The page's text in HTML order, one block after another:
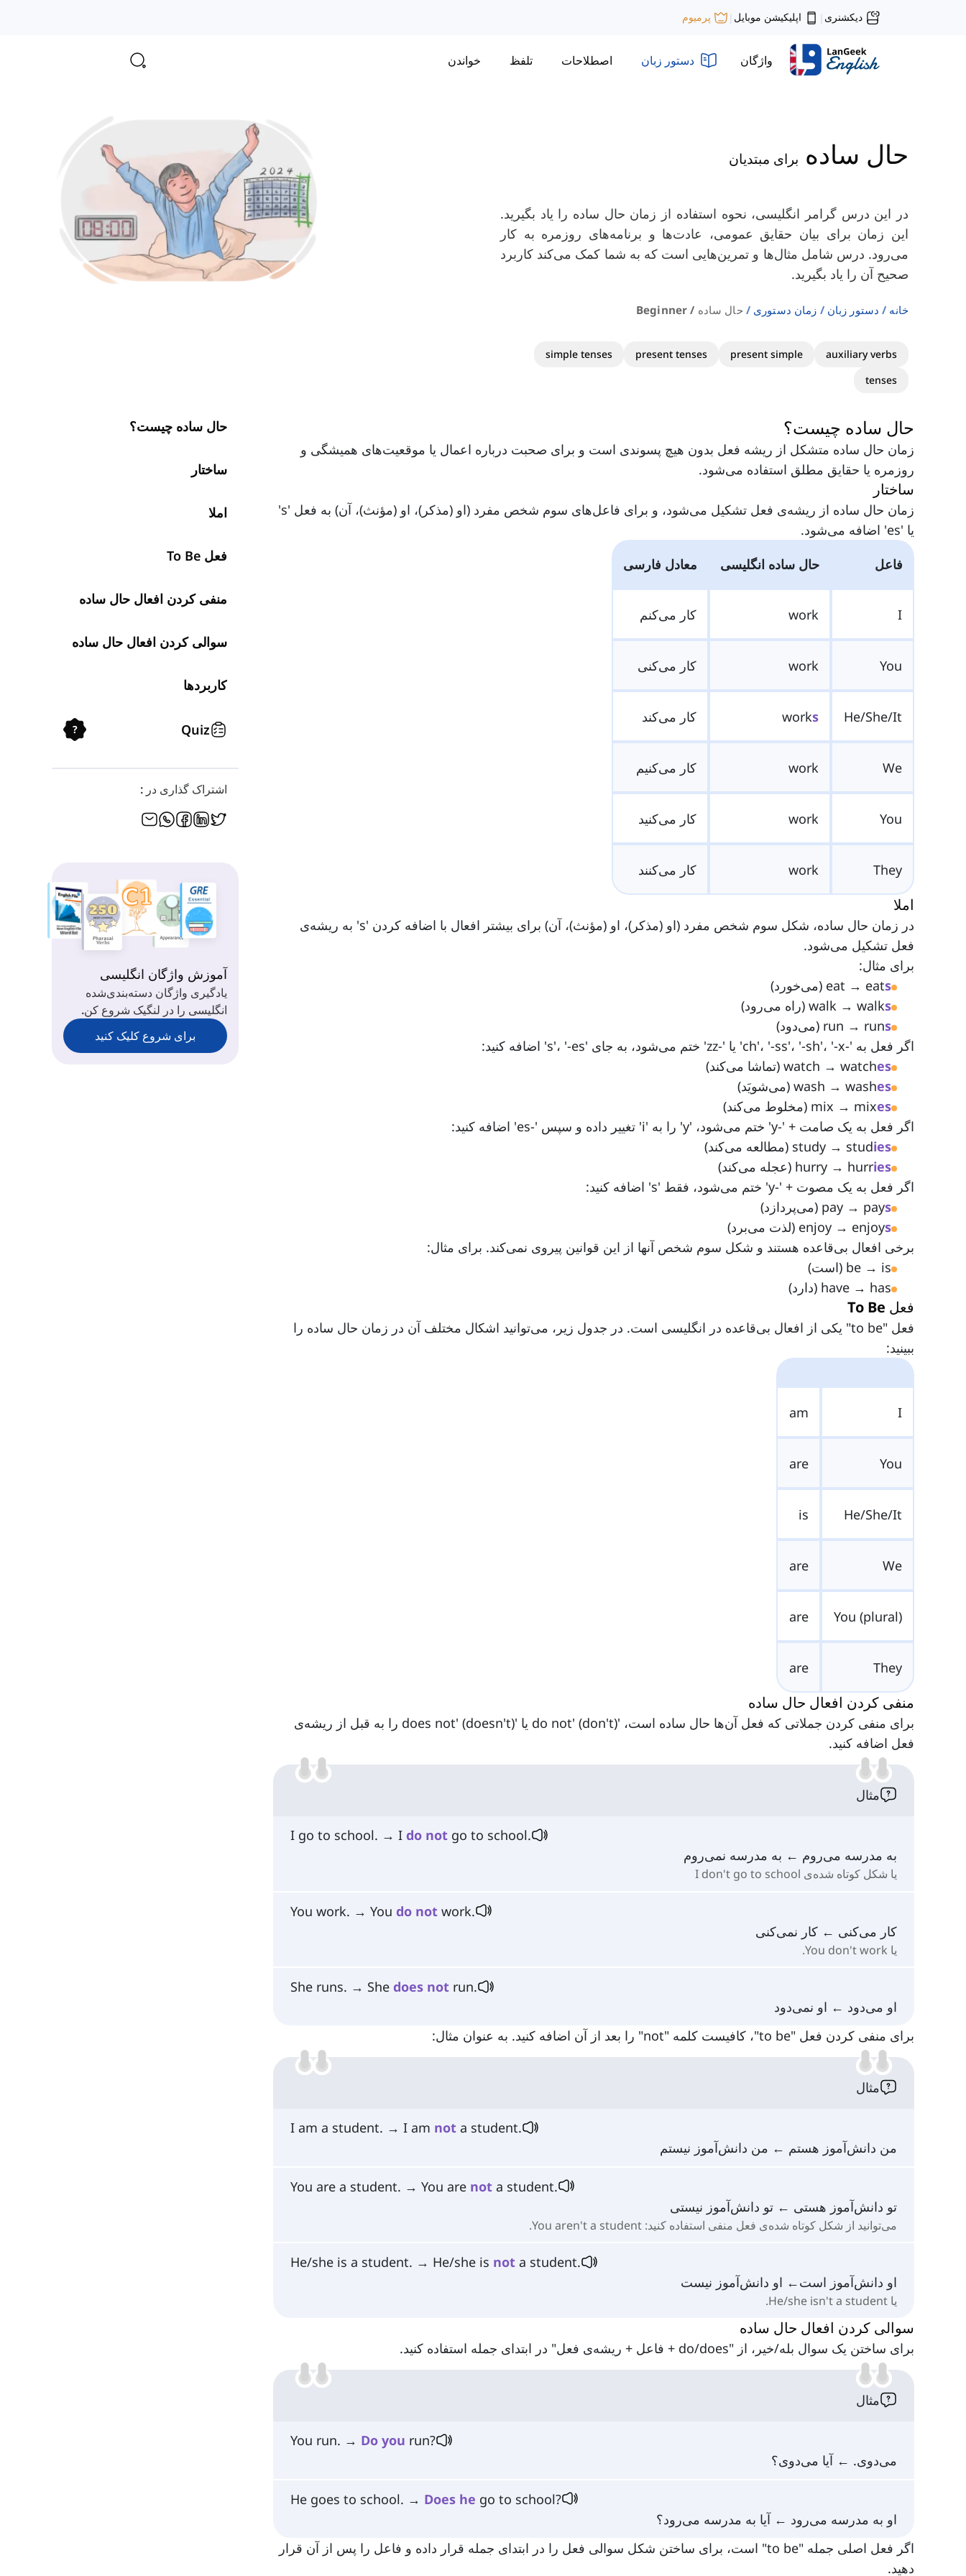
دیکشنری | اپلیکیشن موبایل | پرمیوم
واژگان دستور زبان اصطلاحات تلفظ خواندن
حال ساده برای مبتدیان
در این درس گرامر انگلیسی، نحوه استفاده از زمان حال ساده را یاد بگیرید.
این زمان برای بیان حقایق عمومی، عادت‌ها و برنامه‌های روزمره به کار
می‌رود. درس شامل مثال‌ها و تمرین‌هایی است که به شما کمک می‌کند کاربرد
صحیح آن را یاد بگیرید.
خانه دستور زبان زمان دستوری حال ساده / Beginner
auxiliary verbs
present simple
present tenses
simple tenses
tenses
حال ساده چیست؟
زمان حال ساده متشکل از ریشه فعل بدون هیچ پسوندی است و برای صحبت درباره اعمال یا موقعیت‌های همیشگی و
روزمره یا حقایق مطلق استفاده می‌شود.
ساختار
زمان حال ساده از ریشه‌ی فعل تشکیل می‌شود، و برای فاعل‌های سوم شخص مفرد (او (مذکر)، او (مؤنث)، آن) به فعل 's'
یا 'es' اضافه می‌شود.
فاعل
حال ساده انگلیسی معادل فارسی
I
work کار می‌کنم
You
work کار می‌کنی
He/She/It
works کار می‌کند
We
work کار می‌کنیم
You
work کار می‌کنید
They
work کار می‌کنند
املا
در زمان حال ساده، شکل سوم شخص مفرد (او (مذکر)، او (مؤنث)، آن) برای بیشتر افعال با اضافه کردن 's' به ریشه‌ی
فعل تشکیل می‌شود.
برای مثال:
eat → eats
(می‌خورد)
walk → walks
(راه می‌رود)
run → runs
(می‌دود)
اگر فعل به '-ch'، '-ss'، '-sh'، '-x' یا '-zz' ختم می‌شود، به جای 's'، '-es' اضافه کنید:
watch → watches
(تماشا می‌کند)
wash → washes
(می‌شویَد)
mix → mixes
(مخلوط می‌کند)
اگر فعل به یک صامت + '-y' ختم می‌شود، 'y' را به 'i' تغییر داده و سپس '-es' اضافه کنید:
study → studies
(مطالعه می‌کند)
hurry → hurries
(عجله می‌کند)
اگر فعل به یک مصوت + '-y' ختم می‌شود، فقط 's' اضافه کنید:
pay → pays
(می‌پردازد)
enjoy → enjoys
(لذت می‌برد)
برخی افعال بی‌قاعده هستند و شکل سوم شخص آنها از این قوانین پیروی نمی‌کند. برای مثال:
be → is (است)
have → has (دارد)
فعل To Be
فعل "to be" یکی از افعال بی‌قاعده در انگلیسی است. در جدول زیر، می‌توانید اشکال مختلف آن در زمان حال ساده را
ببینید:
I
am
You
are
He/She/It
is
We
are
You (plural)
are
They
are
منفی کردن افعال حال ساده
برای منفی کردن جملاتی که فعل آن‌ها حال ساده است، 'do not' (don't) یا 'does not' (doesn't) را به قبل از ریشه‌ی
فعل اضافه کنید.
مثال
I go to school. → Ido not go to school.
به مدرسه می‌روم ← به مدرسه نمی‌روم
یا شکل کوتاه شده‌ی I don't go to school
You work. → Youdo not work.
کار می‌کنی ← کار نمی‌کنی
یا You don't work.
She runs. → Shedoes not run.
او می‌دود ← او نمی‌دود
برای منفی کردن فعل "to be"، کافیست کلمه "not" را بعد از آن اضافه کنید. به عنوان مثال:
مثال
I am a student. → I am not a student.
من دانش‌آموز هستم ← من دانش‌آموز نیستم
You are a student. → You are not a student.
تو دانش‌آموز هستی ← تو دانش‌آموز نیستی
می‌توانید از شکل کوتاه شده‌ی فعل منفی استفاده کنید: You aren't a student.
He/she is a student. → He/she is not a student.
او دانش‌آموز است← او دانش‌آموز نیست
یا He/she isn't a student.
سوالی کردن افعال حال ساده
برای ساختن یک سوال بله/خیر، از "do/does + فاعل + ریشه‌ی فعل" در ابتدای جمله استفاده کنید.
مثال
You run. → Do you run?
می‌دوی. ← آیا می‌دوی؟
He goes to school. → Does he go to school?
او به مدرسه می‌رود ← آیا به مدرسه می‌رود؟
اگر فعل اصلی جمله "to be" است، برای ساختن شکل سوالی فعل را در ابتدای جمله قرار داده و فاعل را پس از آن قرار
دهید.
حال ساده چیست؟
ساختار
املا
فعل To Be
منفی کردن افعال حال ساده
سوالی کردن افعال حال ساده
کاربردها
Quiz
?
اشتراک گذاری در :
آموزش واژگان انگلیسی
یادگیری واژگان دسته‌بندی‌شده
انگلیسی را در لنگیک شروع کن.
برای شروع کلیک کنید